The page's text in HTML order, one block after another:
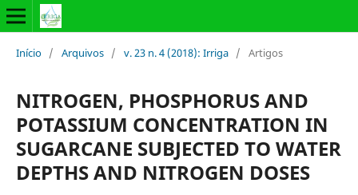
Início / Arquivos / v. 23 n. 4 (2018): Irriga / Artigos
NITROGEN, PHOSPHORUS AND
POTASSIUM CONCENTRATION IN
SUGARCANE SUBJECTED TO WATER
DEPTHS AND NITROGEN DOSES